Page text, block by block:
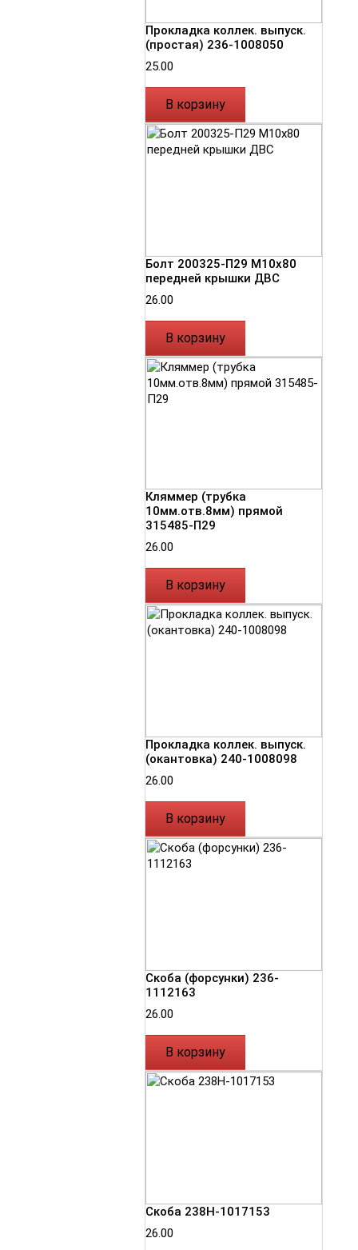
Прокладка коллек. выпуск.
(простая) 236-1008050
25.00
В корзину
Болт 200325-П29 М10х80
передней крышки ДВС
26.00
В корзину
Кляммер (трубка
10мм.отв.8мм) прямой
315485-П29
26.00
В корзину
Прокладка коллек. выпуск.
(окантовка) 240-1008098
26.00
В корзину
Скоба (форсунки) 236-
1112163
26.00
В корзину
Скоба 238Н-1017153
26.00